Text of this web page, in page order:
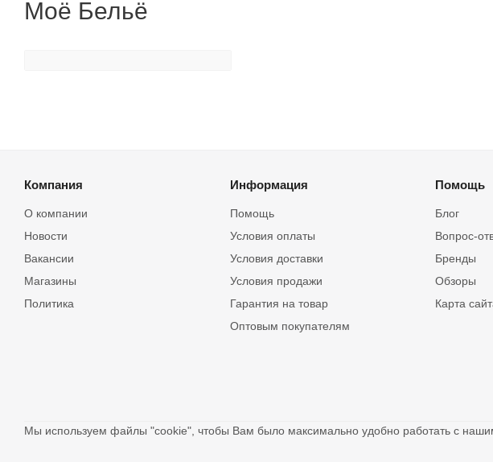
Моё Бельё
Компания
О компании
Новости
Вакансии
Магазины
Политика
Информация
Помощь
Условия оплаты
Условия доставки
Условия продажи
Гарантия на товар
Оптовым покупателям
Помощь
Блог
Вопрос-
Бренды
Обзоры
Карта
Мы используем файлы "cookie", чтобы Вам было максимально удобно работать с